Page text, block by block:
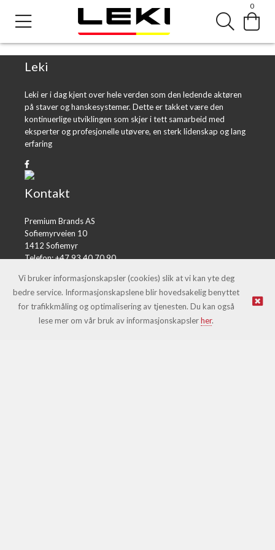
0
Error loading product page.
Object reference not set to an instance of an object.
Leki
Leki er i dag kjent over hele verden som den ledende aktøren
på staver og hanskesystemer. Dette er takket være den
kontinuerlige utviklingen som skjer i tett samarbeid med
eksperter og profesjonelle utøvere, en sterk lidenskap og lang
erfaring
Kontakt
Premium Brands AS
Sofiemyrveien 10
1412 Sofiemyr
Telefon: +47 93 40 70 90
© Leki |Nettbutikk levert av Kréatif
Vi bruker informasjonskapsler (cookies) slik at vi kan yte deg
bedre service. Informasjonskapslene blir hovedsakelig benyttet
for trafikkmåling og optimalisering av tjenesten. Du kan også
lese mer om vår bruk av informasjonskapslerher.